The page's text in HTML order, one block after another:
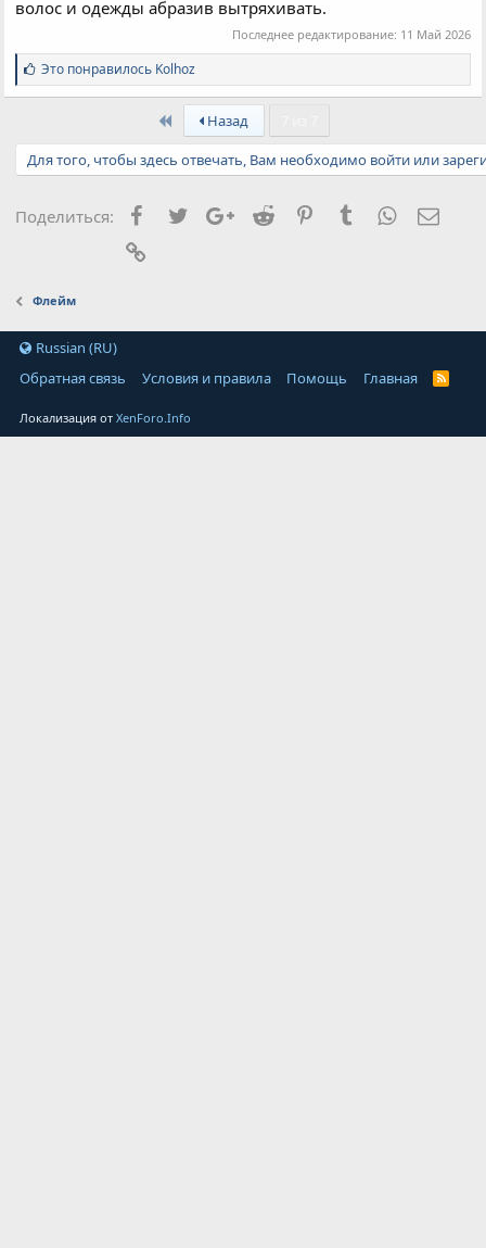
волос и одежды абразив вытряхивать.
Последнее редактирование: 11 Май 2026
С
и
м
т
и
Это понравилось Kolhoz
First Назад
Для того, чтобы здесь отвечать, Вам необходимо войти или
Поделиться: Facebook
TwitterGoogle+
Reddit PinterestTumblrWhatsApp
Флейм
Russian (RU)
Обратная связь
Условия и правила Помощь Главная
Локализация отXenForo.Info